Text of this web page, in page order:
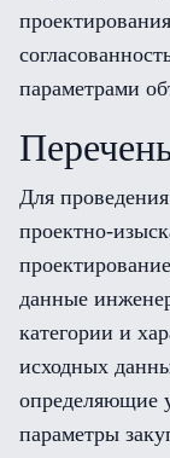
параметрами
Для
проектно-
данные
категории и
исходных
определяющие
параметры